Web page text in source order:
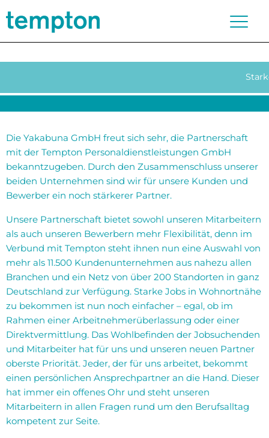
Die Yakabuna GmbH freut sich sehr, die Partnerschaft
mit der Tempton Personaldienstleistungen GmbH
bekanntzugeben. Durch den Zusammenschluss unserer
beiden Unternehmen sind wir für unsere Kunden und
Bewerber ein noch stärkerer Partner.
Unsere Partnerschaft bietet sowohl unseren Mitarbeitern
als auch unseren Bewerbern mehr Flexibilität, denn im
Verbund mit Tempton steht ihnen nun eine Auswahl von
mehr als 11.500 Kundenunternehmen aus nahezu allen
Branchen und ein Netz von über 200 Standorten in ganz
Deutschland zur Verfügung. Starke Jobs in Wohnortnähe
zu bekommen ist nun noch einfacher – egal, ob im
Rahmen einer Arbeitnehmerüberlassung oder einer
Direktvermittlung. Das Wohlbefinden der Jobsuchenden
und Mitarbeiter hat für uns und unseren neuen Partner
oberste Priorität. Jeder, der für uns arbeitet, bekommt
einen persönlichen Ansprechpartner an die Hand. Dieser
hat immer ein offenes Ohr und steht unseren
Mitarbeitern in allen Fragen rund um den Berufsalltag
kompetent zur Seite.